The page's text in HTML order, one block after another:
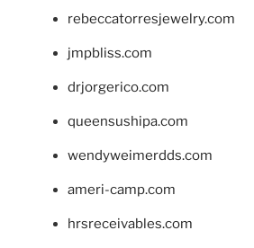
rebeccatorresjewelry.com
jmpbliss.com
drjorgerico.com
queensushipa.com
wendyweimerdds.com
ameri-camp.com
hrsreceivables.com